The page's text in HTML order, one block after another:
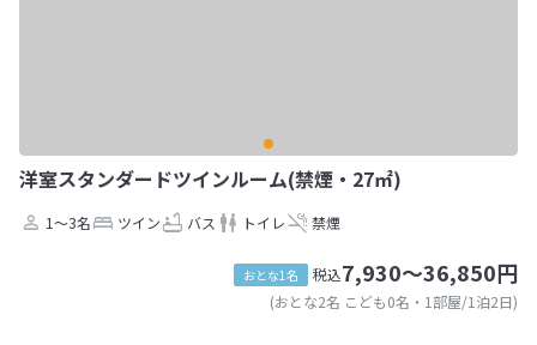
洋室スタンダードツインルーム(禁煙・27㎡)
1～3名 ツイン バス トイレ 禁煙
おとな1名 税込7,930～36,850円
(おとな2名 こども0名・1部屋/1泊2日)